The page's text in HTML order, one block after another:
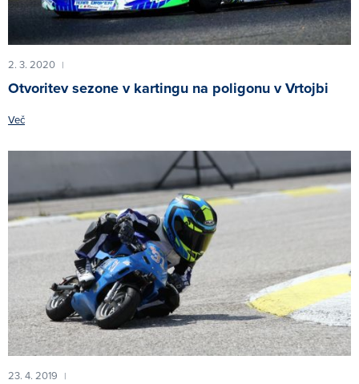
2. 3. 2020 |
Otvoritev sezone v kartingu na poligonu v Vrtojbi
Več
23. 4. 2019 |